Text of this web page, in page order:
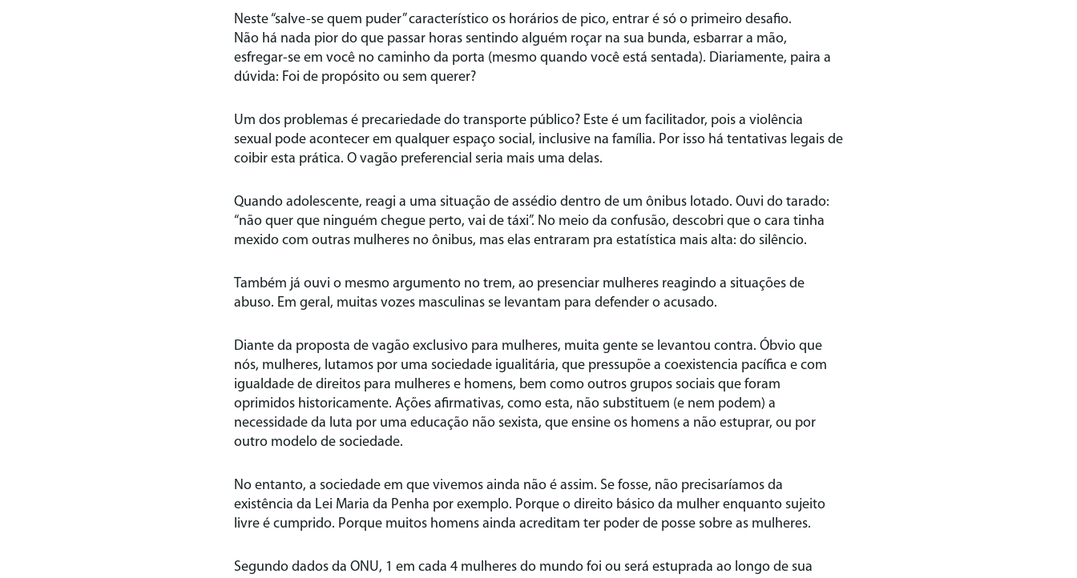
Neste “salve-se quem puder” característico os horários de pico, entrar é só o primeiro desafio.
Não há nada pior do que passar horas sentindo alguém roçar na sua bunda, esbarrar a mão,
esfregar-se em você no caminho da porta (mesmo quando você está sentada). Diariamente, paira a
dúvida: Foi de propósito ou sem querer?
Um dos problemas é precariedade do transporte público? Este é um facilitador, pois a violência
sexual pode acontecer em qualquer espaço social, inclusive na família. Por isso há tentativas legais de
coibir esta prática. O vagão preferencial seria mais uma delas.
Quando adolescente, reagi a uma situação de assédio dentro de um ônibus lotado. Ouvi do tarado:
“não quer que ninguém chegue perto, vai de táxi”. No meio da confusão, descobri que o cara tinha
mexido com outras mulheres no ônibus, mas elas entraram pra estatística mais alta: do silêncio.
Também já ouvi o mesmo argumento no trem, ao presenciar mulheres reagindo a situações de
abuso. Em geral, muitas vozes masculinas se levantam para defender o acusado.
Diante da proposta de vagão exclusivo para mulheres, muita gente se levantou contra. Óbvio que
nós, mulheres, lutamos por uma sociedade igualitária, que pressupõe a coexistencia pacífica e com
igualdade de direitos para mulheres e homens, bem como outros grupos sociais que foram
oprimidos historicamente. Ações afirmativas, como esta, não substituem (e nem podem) a
necessidade da luta por uma educação não sexista, que ensine os homens a não estuprar, ou por
outro modelo de sociedade.
No entanto, a sociedade em que vivemos ainda não é assim. Se fosse, não precisaríamos da
existência da Lei Maria da Penha por exemplo. Porque o direito básico da mulher enquanto sujeito
livre é cumprido. Porque muitos homens ainda acreditam ter poder de posse sobre as mulheres.
Segundo dados da ONU, 1 em cada 4 mulheres do mundo foi ou será estuprada ao longo de sua